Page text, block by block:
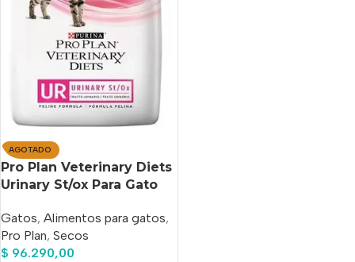
AGOTADO
Pro Plan Veterinary Diets
Urinary St/ox Para Gato
Gatos, Alimentos para gatos,
Pro Plan, Secos
$ 96.290,00